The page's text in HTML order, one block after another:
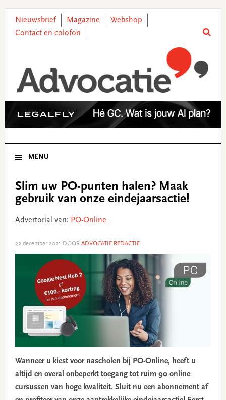
primary
main
primary
footer
Nieuwsbrief Magazine
Webshop
Contact en colofon
MENU
Slim uw PO-punten halen? Maak
gebruik van onze eindejaarsactie!
Advertorial van: PO-Online
22 december 2021 DOOR ADVOCATIE REDACTIE
Wanneer u kiest voor nascholen bij PO-Online, heeft u
altijd en overal onbeperkt toegang tot ruim 90 online
cursussen van hoge kwaliteit. Sluit nu een abonnement af